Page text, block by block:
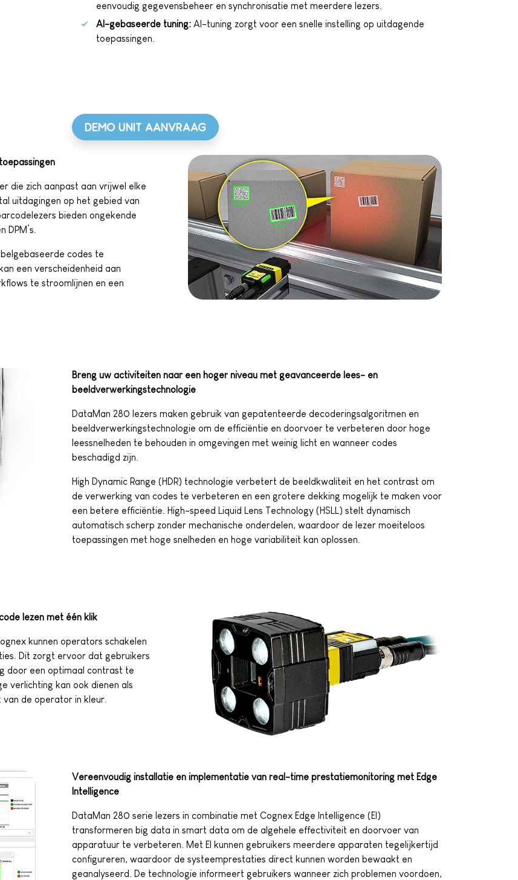
eenvoudig gegevensbeheer en synchronisatie met meerdere lezers.
AI-gebaseerde tuning: AI-tuning zorgt voor een snelle instelling op uitdagende
toepassingen.
DEMO UNIT AANVRAAG
die zich aanpast aan vrijwel elke
uitdagingen op het gebied van
bieden ongekende
codes te
een verscheidenheid aan
te stroomlijnen en een
Breng uw activiteiten naar een hoger niveau met geavanceerde lees- en
beeldverwerkingstechnologie
DataMan 280 lezers maken gebruik van gepatenteerde decoderingsalgoritmen en
beeldverwerkingstechnologie om de efficiëntie en doorvoer te verbeteren door hoge
leessnelheden te behouden in omgevingen met weinig licht en wanneer codes
beschadigd zijn.
High Dynamic Range (HDR) technologie verbetert de beeldkwaliteit en het contrast om
de verwerking van codes te verbeteren en een grotere dekking mogelijk te maken voor
een betere efficiëntie. High-speed Liquid Lens Technology (HSLL) stelt dynamisch
automatisch scherp zonder mechanische onderdelen, waardoor de lezer moeiteloos
toepassingen met hoge snelheden en hoge variabiliteit kan oplossen.
lezen met één klik
kunnen operators schakelen
Dit zorgt ervoor dat gebruikers
door een optimaal contrast te
verlichting kan ook dienen als
de operator in kleur.
Vereenvoudig installatie en implementatie van real-time prestatiemonitoring met Edge
Intelligence
DataMan 280 serie lezers in combinatie met Cognex Edge Intelligence (EI)
transformeren big data in smart data om de algehele effectiviteit en doorvoer van
apparatuur te verbeteren. Met EI kunnen gebruikers meerdere apparaten tegelijkertijd
configureren, waardoor de systeemprestaties direct kunnen worden bewaakt en
geanalyseerd. De technologie informeert gebruikers wanneer zich problemen voordoen,